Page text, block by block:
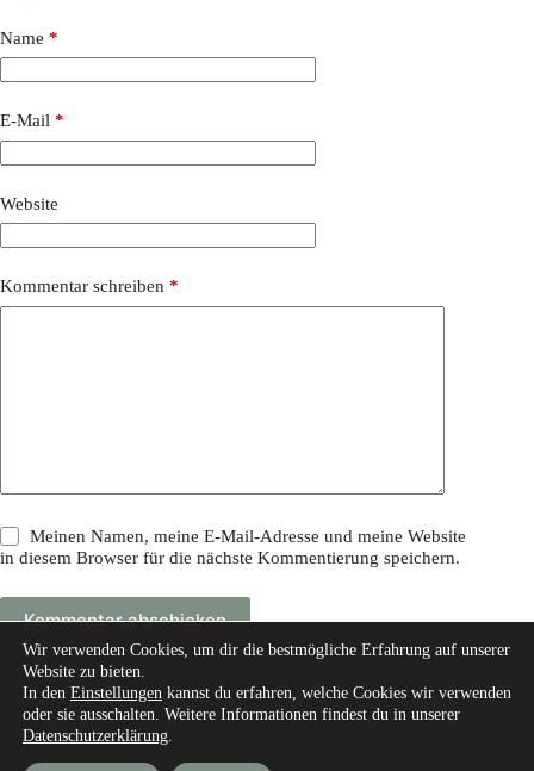
Name *
E-Mail *
Website
Kommentar schreiben *
Meinen Namen, meine E-Mail-Adresse und meine Website
in diesem Browser für die nächste Kommentierung speichern.
Kommentar abschicken
Start Über mich
Experte werden
unsere Messgeräte und Werkzeuge
Wir verwenden Cookies, um dir die bestmögliche Erfahrung auf unserer
Website zu bieten.
In den Einstellungen kannst du erfahren, welche Cookies wir verwenden
oder sie ausschalten. Weitere Informationen findest du in unserer
Datenschutzerklärung.